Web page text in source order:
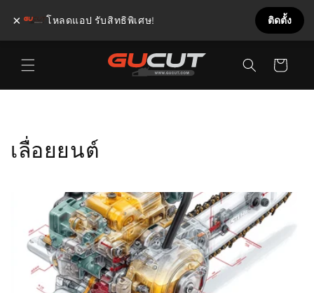
ข้ามไป
ยัง
เนื้อหา
สินค้า
เลื่อยยนต์
× โหลดแอป รับสิทธิพิเศษ! ติดตั้ง